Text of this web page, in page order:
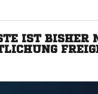
IST BISHER